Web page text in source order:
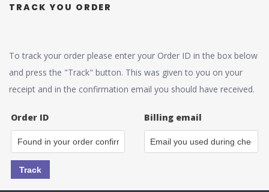
TRACK YOU ORDER
To track your order please enter your Order ID in the box below
and press the "Track" button. This was given to you on your
receipt and in the confirmation email you should have received.
Order ID Billing email
Track